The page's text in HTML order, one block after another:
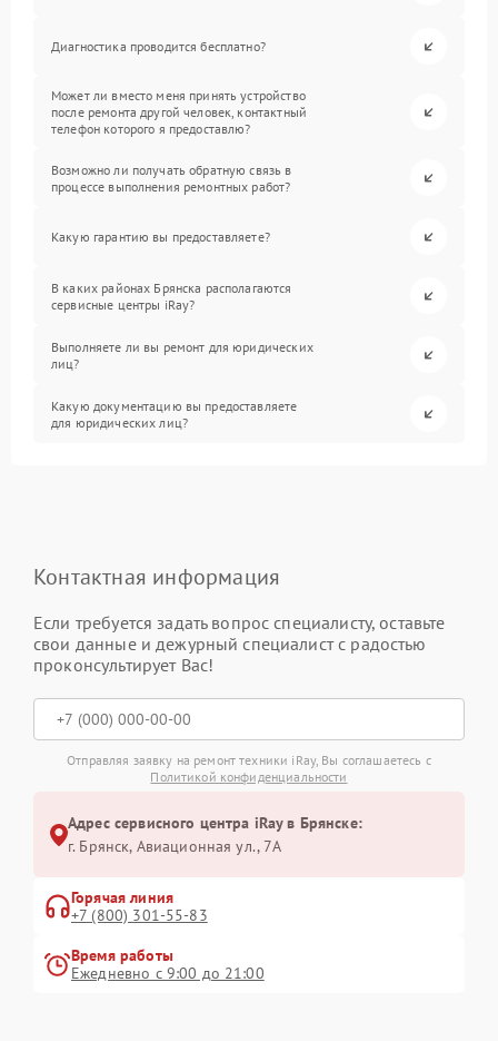
Диагностика проводится бесплатно?
Может ли вместо меня принять устройство
после ремонта другой человек, контактный
телефон которого я предоставлю?
Возможно ли получать обратную связь в
процессе выполнения ремонтных работ?
Какую гарантию вы предоставляете?
В каких районах Брянска располагаются
сервисные центры iRay?
Выполняете ли вы ремонт для юридических
лиц?
Какую документацию вы предоставляете
для юридических лиц?
Контактная информация
Если требуется задать вопрос специалисту, оставьте
свои данные и дежурный специалист с радостью
проконсультирует Вас!
Отправляя заявку на ремонт техники iRay, Вы соглашаетесь с
Политикой конфиденциальности
Адрес сервисного центра iRay в Брянске:
г. Брянск, Авиационная ул., 7А
Горячая линия
+7 (800) 301-55-83
Время работы
Ежедневно с 9:00 до 21:00